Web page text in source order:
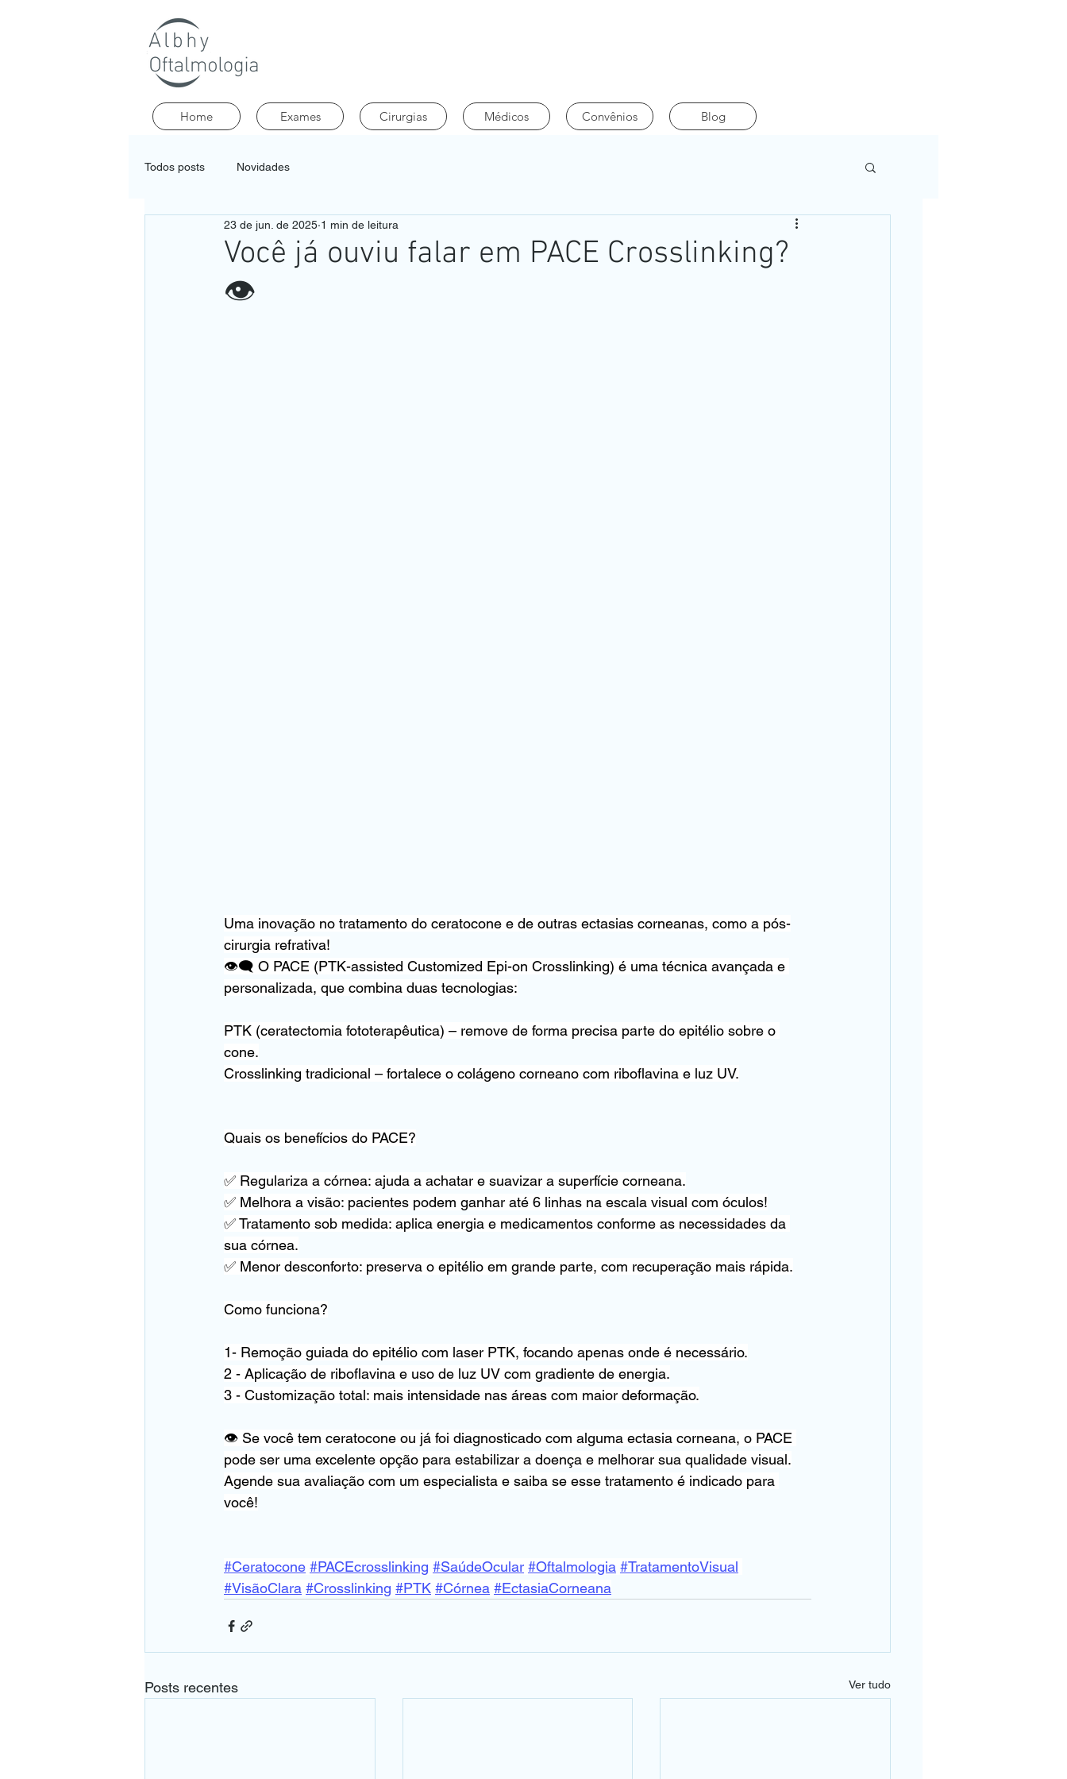
Home Exames Cirurgias Médicos Convênios Blog
Todos posts Novidades
Você já ouviu falar em PACE Crosslinking?
👁
23 de jun. de 2025 1 min de leitura
Uma inovação no tratamento do ceratocone e de outras ectasias corneanas, como a pós-
cirurgia refrativa!
👁‍🗨 O PACE (PTK-assisted Customized Epi-on Crosslinking) é uma técnica avançada e
personalizada, que combina duas tecnologias:
PTK (ceratectomia fototerapêutica) – remove de forma precisa parte do epitélio sobre o
cone.
Crosslinking tradicional – fortalece o colágeno corneano com riboflavina e luz UV.
Quais os benefícios do PACE?
✅ Regulariza a córnea: ajuda a achatar e suavizar a superfície corneana.
✅ Melhora a visão: pacientes podem ganhar até 6 linhas na escala visual com óculos!
✅ Tratamento sob medida: aplica energia e medicamentos conforme as necessidades da
sua córnea.
✅ Menor desconforto: preserva o epitélio em grande parte, com recuperação mais rápida.
Como funciona?
1- Remoção guiada do epitélio com laser PTK, focando apenas onde é necessário.
2 - Aplicação de riboflavina e uso de luz UV com gradiente de energia.
3 - Customização total: mais intensidade nas áreas com maior deformação.
👁 Se você tem ceratocone ou já foi diagnosticado com alguma ectasia corneana, o PACE
pode ser uma excelente opção para estabilizar a doença e melhorar sua qualidade visual.
Agende sua avaliação com um especialista e saiba se esse tratamento é indicado para
você!
#Ceratocone #PACEcrosslinking #SaúdeOcular #Oftalmologia #TratamentoVisual
#VisãoClara #Crosslinking #PTK #Córnea #EctasiaCorneana
Posts recentes Ver tudo